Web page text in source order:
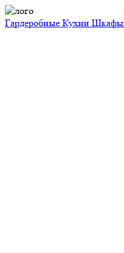
Гардеробные Кухни Шкафы